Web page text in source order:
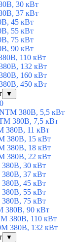
30 кВт
37 кВт
45 кВт
55 кВт
75 кВт
90 кВт
110 кВт
132 кВт
160 кВт
450 кВт
▼
380В, 5,5 кВт
380В, 7,5 кВт
380В, 11 кВт
380В, 15 кВт
380В, 18 кВт
380В, 22 кВт
30 кВт
37 кВт
45 кВт
55 кВт
75 кВт
380В, 90 кВт
380В, 110 кВт
380В, 132 кВт
▼